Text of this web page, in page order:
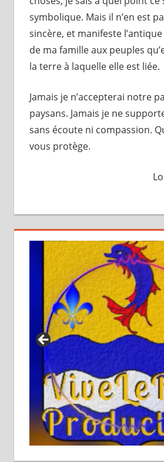
symbolique. Mais il n’en est
sincère, et manifeste
de ma famille aux peuples
la terre à laquelle elle est liée.
Jamais je n’accepterai notre
paysans. Jamais je ne
sans écoute ni compassion.
vous protège.